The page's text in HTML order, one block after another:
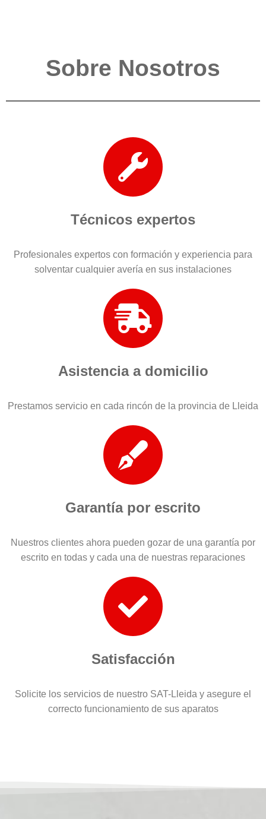
Sobre Nosotros
Técnicos expertos
Profesionales expertos con formación y experiencia para
solventar cualquier avería en sus instalaciones
Asistencia a domicilio
Prestamos servicio en cada rincón de la provincia de Lleida
Garantía por escrito
Nuestros clientes ahora pueden gozar de una garantía por
escrito en todas y cada una de nuestras reparaciones
Satisfacción
Solicite los servicios de nuestro SAT-Lleida y asegure el
correcto funcionamiento de sus aparatos